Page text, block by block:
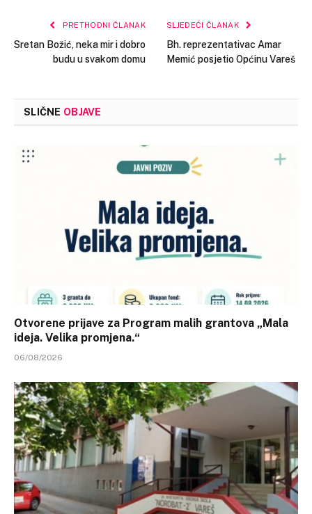
PRETHODNI ČLANAK
Sretan Božić, neka mir i dobro
budu u svakom domu
SLJEDEĆI ČLANAK
Bh. reprezentativac Amar
Memić posjetio Općinu Vareš
SLIČNE OBJAVE
Otvorene prijave za Program malih grantova „Mala
ideja. Velika promjena.“
06/08/2026